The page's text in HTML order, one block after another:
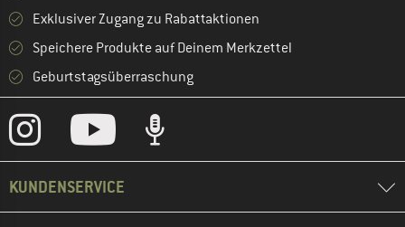
Exklusiver Zugang zu Rabattaktionen
Speichere Produkte auf Deinem Merkzettel
Geburtstagsüberraschung
KUNDENSERVICE